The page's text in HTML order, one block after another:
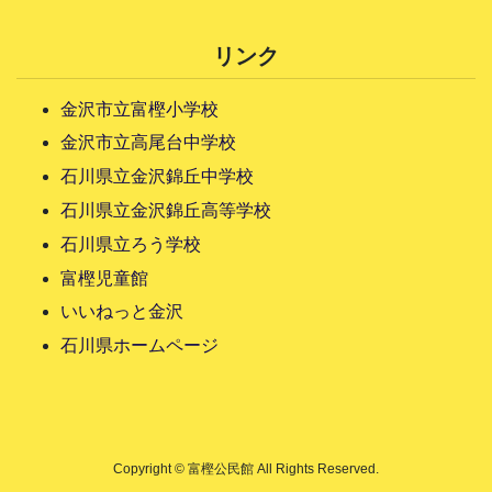
リンク
金沢市立富樫小学校
金沢市立高尾台中学校
石川県立金沢錦丘中学校
石川県立金沢錦丘高等学校
石川県立ろう学校
富樫児童館
いいねっと金沢
石川県ホームページ
Copyright © 富樫公民館 All Rights Reserved.